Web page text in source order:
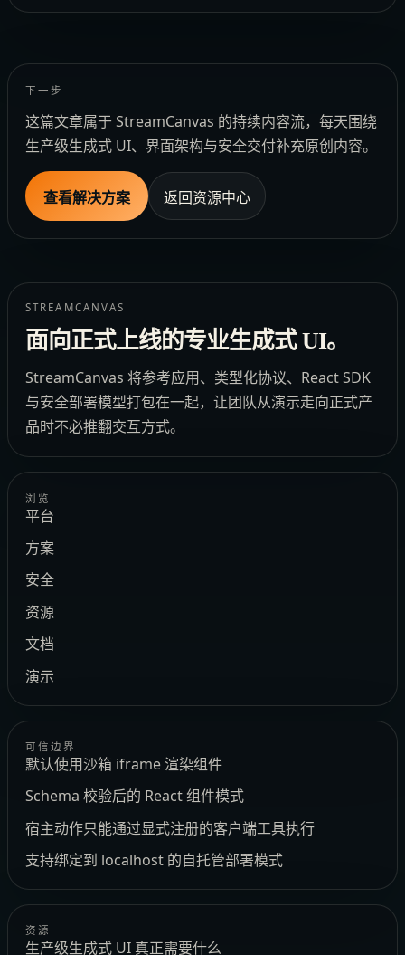
下一步
这篇文章属于 StreamCanvas 的持续内容流，每天围绕
生产级生成式 UI、界面架构与安全交付补充原创内容。
查看解决方案 返回资源中心
STREAMCANVAS
面向正式上线的专业生成式 UI。
StreamCanvas 将参考应用、类型化协议、React SDK
与安全部署模型打包在一起，让团队从演示走向正式产
品时不必推翻交互方式。
浏览
平台
方案
安全
资源
文档
演示
可信边界
默认使用沙箱 iframe 渲染组件
Schema 校验后的 React 组件模式
宿主动作只能通过显式注册的客户端工具执行
支持绑定到 localhost 的自托管部署模式
资源
生产级生成式 UI 真正需要什么